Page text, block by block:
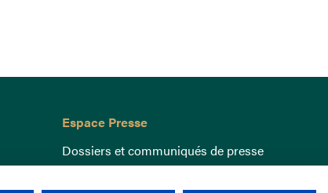
Espace Presse
Dossiers et communiqués de presse